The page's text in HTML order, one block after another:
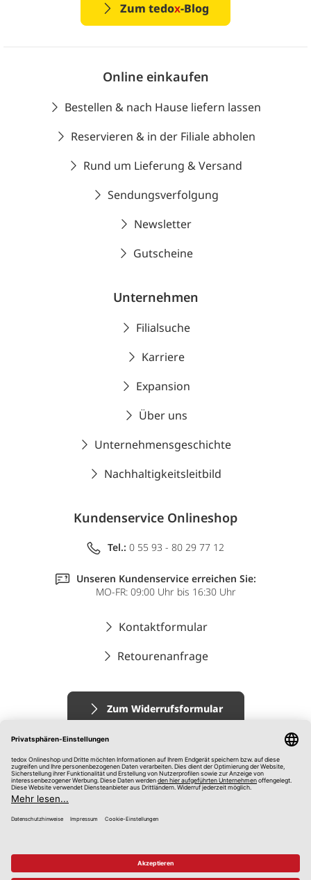
Zum tedox-Blog
Online einkaufen
Bestellen & nach Hause liefern lassen
Reservieren & in der Filiale abholen
Rund um Lieferung & Versand
Sendungsverfolgung
Newsletter
Gutscheine
Unternehmen
Filialsuche
Karriere
Expansion
Über uns
Unternehmensgeschichte
Nachhaltigkeitsleitbild
Kundenservice Onlineshop
Tel.: 0 55 93 - 80 29 77 12
Unseren Kundenservice erreichen Sie:
MO-FR: 09:00 Uhr bis 16:30 Uhr
Kontaktformular
Retourenanfrage
Zum Widerrufsformular
Impressum
AGB
Datenschutz
Hinweisgebersystem